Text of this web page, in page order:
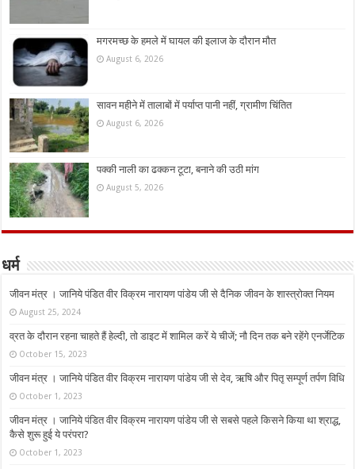
मगरमच्छ के हमले में घायल की इलाज के दौरान मौत
August 6, 2026
सावन महीने में तालाबों में पर्याप्त पानी नहीं, ग्रामीण चिंतित
August 6, 2026
पक्की नाली का ढक्कन टूटा, बनाने की उठी मांग
August 5, 2026
धर्म
जीवन मंत्र । जानिये पंडित वीर विक्रम नारायण पांडेय जी से दैनिक जीवन के शास्त्रोक्त नियम
August 25, 2024
व्रत के दौरान रहना चाहते हैं हेल्दी, तो डाइट में शामिल करें ये चीजें; नौ दिन तक बने रहेंगे एनर्जेटिक
October 15, 2023
जीवन मंत्र । जानिये पंडित वीर विक्रम नारायण पांडेय जी से देव, ऋषि और पितृ सम्पूर्ण तर्पण विधि
October 1, 2023
जीवन मंत्र । जानिये पंडित वीर विक्रम नारायण पांडेय जी से सबसे पहले किसने किया था श्राद्ध,
कैसे शुरू हुई ये परंपरा?
October 1, 2023